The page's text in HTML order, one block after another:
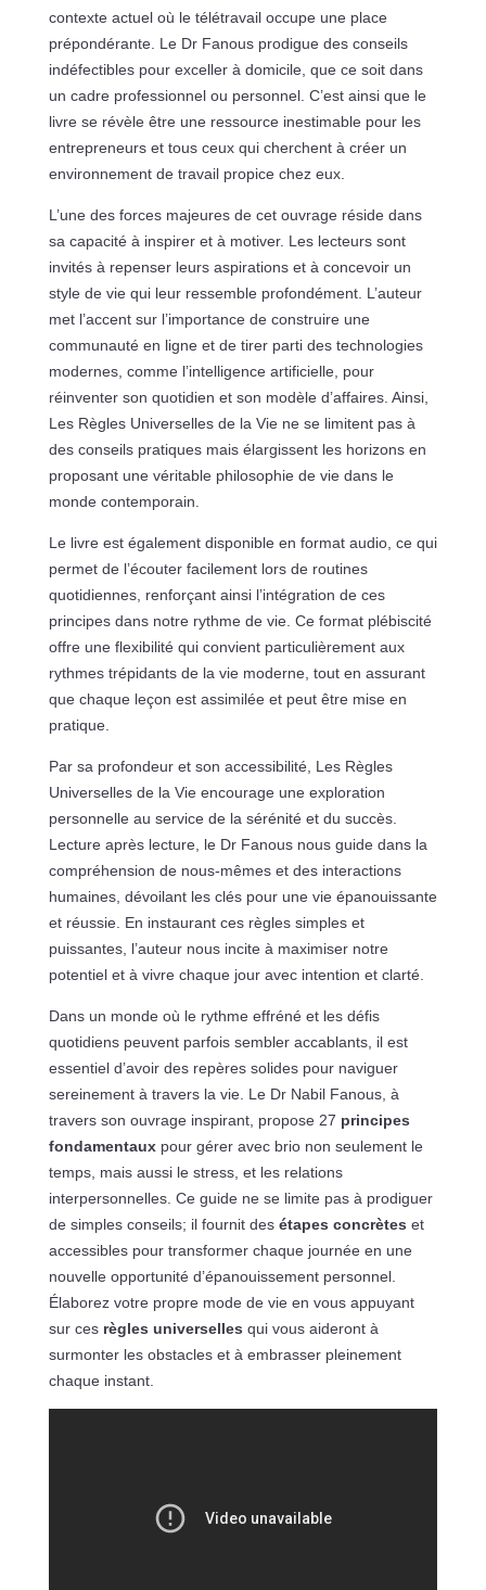
contexte actuel où le télétravail occupe une place
prépondérante. Le Dr Fanous prodigue des conseils
indéfectibles pour exceller à domicile, que ce soit dans
un cadre professionnel ou personnel. C’est ainsi que le
livre se révèle être une ressource inestimable pour les
entrepreneurs et tous ceux qui cherchent à créer un
environnement de travail propice chez eux.
L’une des forces majeures de cet ouvrage réside dans
sa capacité à inspirer et à motiver. Les lecteurs sont
invités à repenser leurs aspirations et à concevoir un
style de vie qui leur ressemble profondément. L’auteur
met l’accent sur l’importance de construire une
communauté en ligne et de tirer parti des technologies
modernes, comme l’intelligence artificielle, pour
réinventer son quotidien et son modèle d’affaires. Ainsi,
Les Règles Universelles de la Vie ne se limitent pas à
des conseils pratiques mais élargissent les horizons en
proposant une véritable philosophie de vie dans le
monde contemporain.
Le livre est également disponible en format audio, ce qui
permet de l’écouter facilement lors de routines
quotidiennes, renforçant ainsi l’intégration de ces
principes dans notre rythme de vie. Ce format plébiscité
offre une flexibilité qui convient particulièrement aux
rythmes trépidants de la vie moderne, tout en assurant
que chaque leçon est assimilée et peut être mise en
pratique.
Par sa profondeur et son accessibilité, Les Règles
Universelles de la Vie encourage une exploration
personnelle au service de la sérénité et du succès.
Lecture après lecture, le Dr Fanous nous guide dans la
compréhension de nous-mêmes et des interactions
humaines, dévoilant les clés pour une vie épanouissante
et réussie. En instaurant ces règles simples et
puissantes, l’auteur nous incite à maximiser notre
potentiel et à vivre chaque jour avec intention et clarté.
Dans un monde où le rythme effréné et les défis
quotidiens peuvent parfois sembler accablants, il est
essentiel d’avoir des repères solides pour naviguer
sereinement à travers la vie. Le Dr Nabil Fanous, à
travers son ouvrage inspirant, propose 27 principes
fondamentauxpour gérer avec brio non seulement le
temps, mais aussi le stress, et les relations
interpersonnelles. Ce guide ne se limite pas à prodiguer
de simples conseils; il fournit des étapes concrètes et
accessibles pour transformer chaque journée en une
nouvelle opportunité d’épanouissement personnel.
Élaborez votre propre mode de vie en vous appuyant
sur ces règles universelles qui vous aideront à
surmonter les obstacles et à embrasser pleinement
chaque instant.